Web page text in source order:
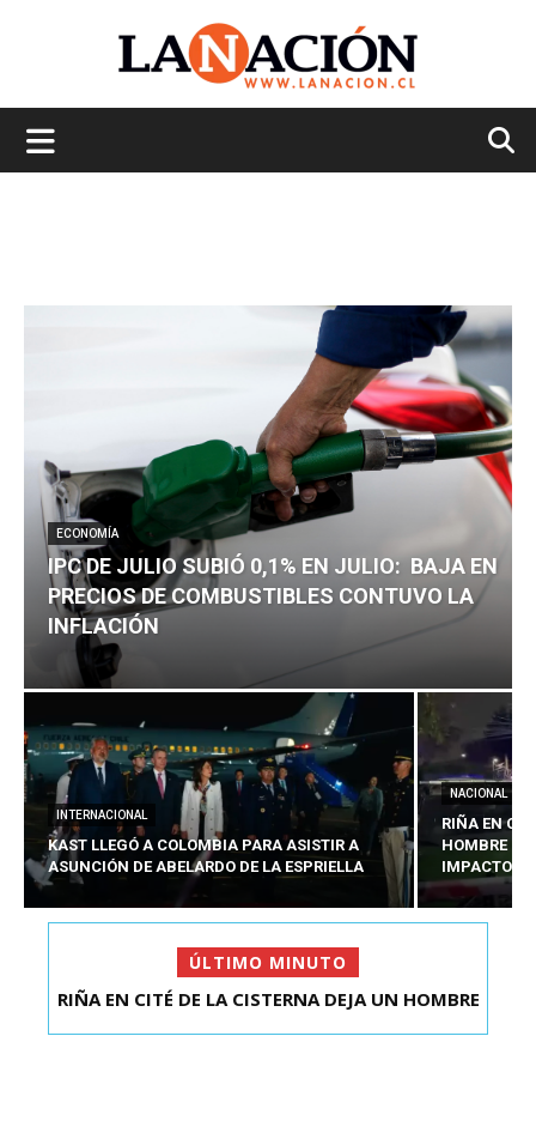
ECONOMÍA
IPC DE JULIO SUBIÓ 0,1% EN JULIO: BAJA EN
PRECIOS DE COMBUSTIBLES CONTUVO LA
INFLACIÓN
INTERNACIONAL
KAST LLEGÓ A COLOMBIA PARA ASISTIR A
ASUNCIÓN DE ABELARDO DE LA ESPRIELLA
NACIONAL
RIÑA EN
HOMBRE
IMPACTOS
ÚLTIMO MINUTO
IPC DE JULIO SUBIÓ 0,1% EN JULIO: BAJA EN
RIÑA EN CITÉ DE LA CISTERNA DEJA UN HOMBRE